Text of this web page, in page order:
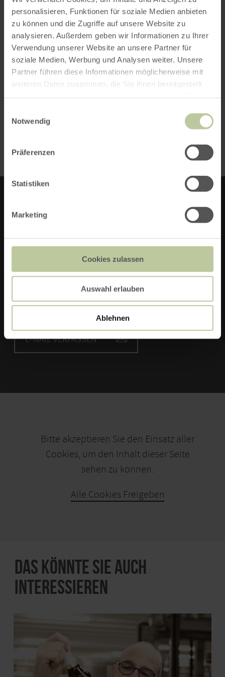
personalisieren, Funktionen für soziale Medien anbieten
zu können und die Zugriffe auf unsere Website zu
analysieren. Außerdem geben wir Informationen zu Ihrer
Verwendung unserer Website an unsere Partner für
soziale Medien, Werbung und Analysen weiter. Unsere
Partner führen diese Informationen möglicherweise mit
weiteren Daten zusammen, die Sie ihnen bereitgestellt
Notwendig
Präferenzen
Statistiken
Marketing
Cookies zulassen
Auswahl erlauben
Ablehnen
Leitsatz „Sei
technologischer
Marktführer“ – dieser
Philosophie folgt auch die
konsequente
TS-VERBINDUNGSTEILE GMBH
Dieselstr. 1
Telefon: +49 65 61 95 21 0
ZUR WEBSITE
E-MAIL VERFASSEN
Bitte akzeptieren Sie den Einsatz aller
Cookies, um den Inhalt dieser Seite
sehen zu können.
Alle Cookies Freigeben
Das könnte Sie auch
interessieren